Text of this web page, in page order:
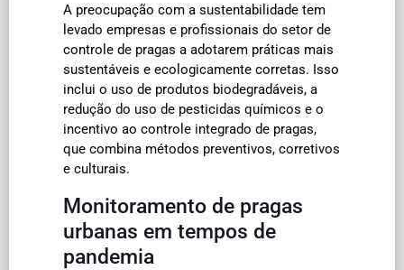
A preocupação com a sustentabilidade tem
levado empresas e profissionais do setor de
controle de pragas a adotarem práticas mais
sustentáveis e ecologicamente corretas. Isso
inclui o uso de produtos biodegradáveis, a
redução do uso de pesticidas químicos e o
incentivo ao controle integrado de pragas,
que combina métodos preventivos, corretivos
e culturais.
Monitoramento de pragas
urbanas em tempos de
pandemia